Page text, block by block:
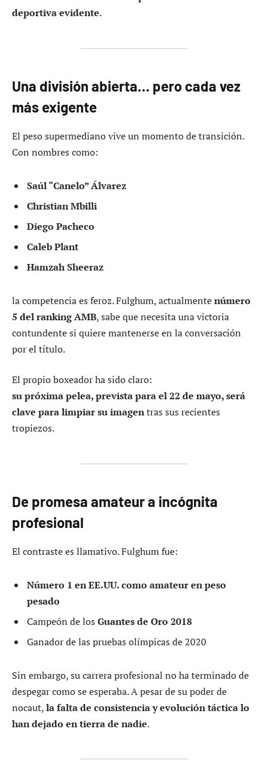
deportiva evidente.
Una división abierta… pero cada vez
más exigente
El peso supermediano vive un momento de transición.
Con nombres como:
Saúl “Canelo” Álvarez
Christian Mbilli
Diego Pacheco
Caleb Plant
Hamzah Sheeraz
la competencia es feroz. Fulghum, actualmentenúmero
5 del ranking AMB, sabe que necesita una victoria
contundente si quiere mantenerse en la conversación
por el título.
El propio boxeador ha sido claro:
su próxima pelea, prevista para el 22 de mayo, será
clave para limpiar su imagentras sus recientes
tropiezos.
De promesa amateur a incógnita
profesional
El contraste es llamativo. Fulghum fue:
Número 1 en EE.UU. como amateur en peso
pesado
Campeón de los Guantes de Oro 2018
Ganador de las pruebas olímpicas de 2020
Sin embargo, su carrera profesional no ha terminado de
despegar como se esperaba. A pesar de su poder de
nocaut,la falta de consistencia y evolución táctica lo
han dejado en tierra de nadie.